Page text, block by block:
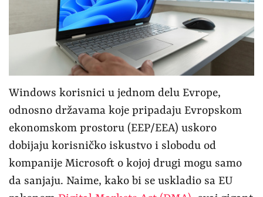
Windows korisnici u jednom delu Evrope,
odnosno državama koje pripadaju Evropskom
ekonomskom prostoru (EEP/EEA) uskoro
dobijaju korisničko iskustvo i slobodu od
kompanije Microsoft o kojoj drugi mogu samo
da sanjaju. Naime, kako bi se uskladio sa EU